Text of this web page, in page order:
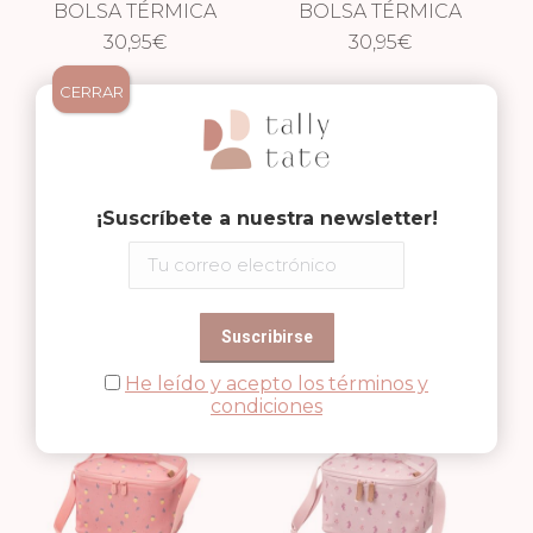
BOLSA TÉRMICA
GRANDE MONO
30,95€
BOLSA TÉRMICA
GRANDE TIBURÓN
30,95€
GRANDE FLORES
BOLSA TÉRMICA
SUBMARINO
¡Suscríbete a nuestra newsletter!
He leído y acepto los términos y
condiciones
CERRAR